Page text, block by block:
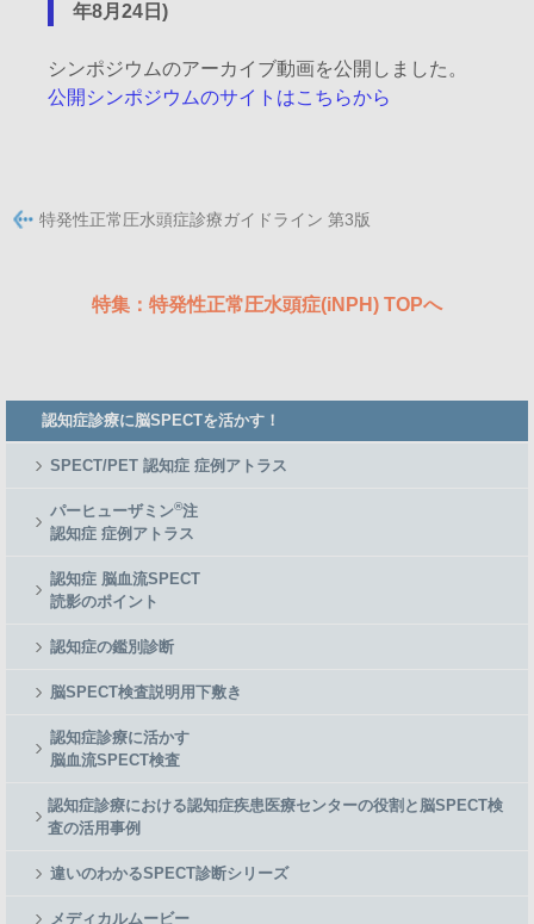
年8月24日)
シンポジウムのアーカイブ動画を公開しました。
公開シンポジウムのサイトはこちらから
特発性正常圧水頭症診療ガイドライン 第3版
特集：特発性正常圧水頭症(iNPH) TOPへ
Member
Side
認知症診療に脳SPECTを活かす！
SPECT/PET 認知症 症例アトラス
パーヒューザミン®注
認知症 症例アトラス
認知症 脳血流SPECT
読影のポイント
認知症の鑑別診断
脳SPECT検査説明用下敷き
認知症診療に活かす
脳血流SPECT検査
認知症診療における認知症疾患医療センターの役割と脳SPECT検
査の活用事例
違いのわかるSPECT診断シリーズ
メディカルムービー